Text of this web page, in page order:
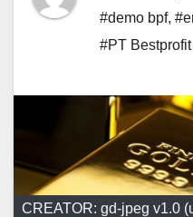
#demo bpf,
#PT
CREATOR: gd-jpeg v1.0